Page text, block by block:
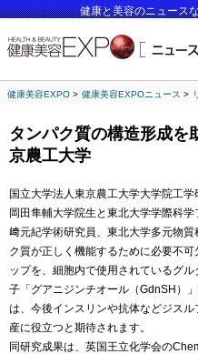
健康と美容のニュース
健康美容EXPO 健康美容EXPOニュース
タンパク質の構造形成を
京農工大学
国立大学法人東京農工大学大学院工
岡田隼輔大学院生と東北大学学際科
﨑元紀学術研究員、東北大学多元物
ク質が正しく機能するために必要不
ップを、細胞内で使用されているグ
子「グアニジンチオール（GdnSH）
は、今後インスリンや抗体などジス
産に役立つと期待されます。
同研究成果は、英国王立化学会の